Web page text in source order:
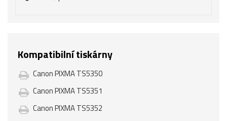
Kompatibilní tiskárny
Canon PIXMA TS5350
Canon PIXMA TS5351
Canon PIXMA TS5352